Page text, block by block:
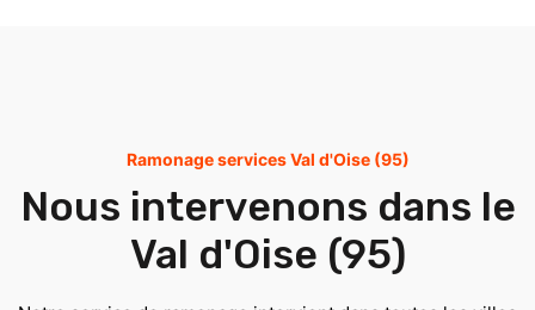
Ramonage services Val d'Oise (95)
Nous intervenons dans le
Val d'Oise (95)